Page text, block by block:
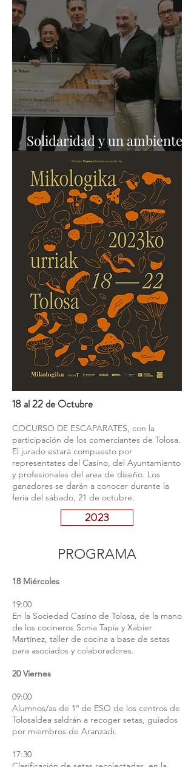
Solidaridad y un ambiente
excepcional ayer
18 al 22 de Octubre
COCURSO DE ESCAPARATES, con la
participación de los comerciantes de Tolosa.
El jurado estará compuesto por
representates del Casino, del Ayuntamiento
y profesionales del area de diseño. Los
ganadores se darán a conocer durante la
feria del sábado, 21 de octubre.
2023
PROGRAMA
18 Miércoles
19:00
En la Sociedad Casino de Tolosa, de la mano
de los cocineros Sonia Tapia y Xabier
Martínez, taller de cocina a base de setas
para asociados y colaboradores.
20 Viernes
09:00
Alumnos/as de 1º de ESO de los centros de
Tolosaldea saldrán a recoger setas, guiados
por miembros de Aranzadi.
17:30